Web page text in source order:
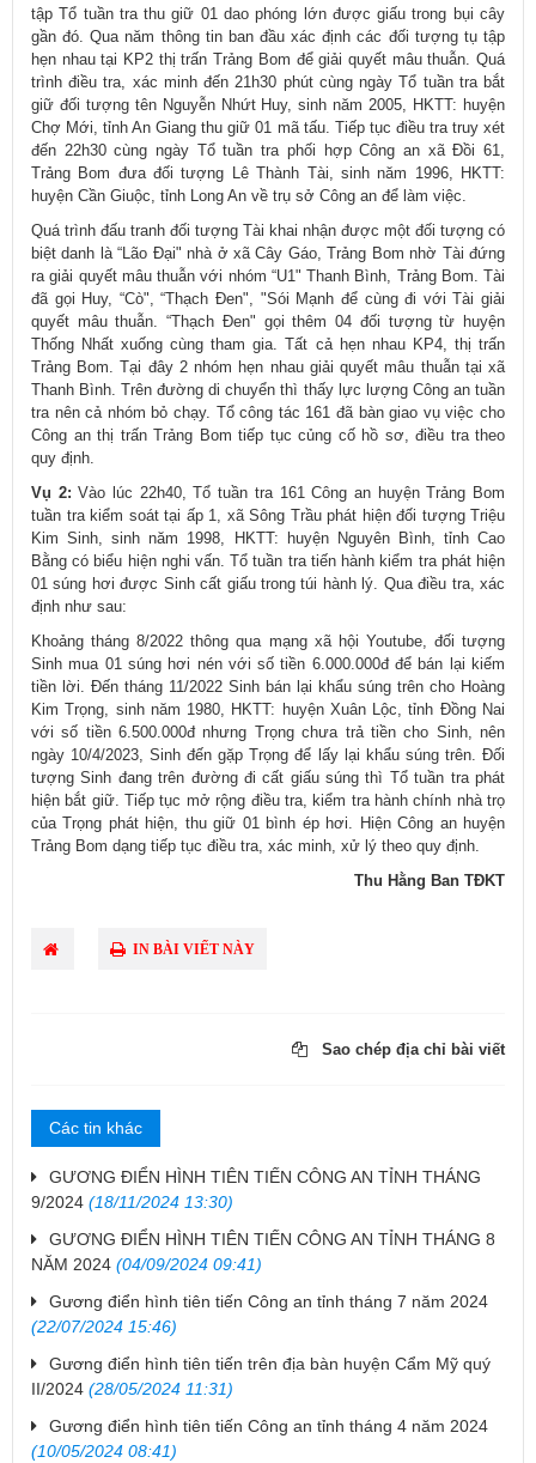
tập Tổ tuần tra thu giữ 01 dao phóng lớn được giấu trong bụi cây
gần đó. Qua năm thông tin ban đầu xác định các đối tượng tụ tập
hẹn nhau tại KP2 thị trấn Trảng Bom để giải quyết mâu thuẫn. Quá
trình điều tra, xác minh đến 21h30 phút cùng ngày Tổ tuần tra bắt
giữ đối tượng tên Nguyễn Nhứt Huy, sinh năm 2005, HKTT: huyện
Chợ Mới, tỉnh An Giang thu giữ 01 mã tấu. Tiếp tục điều tra truy xét
đến 22h30 cùng ngày Tổ tuần tra phối hợp Công an xã Đồi 61,
Trảng Bom đưa đối tượng Lê Thành Tài, sinh năm 1996, HKTT:
huyện Cần Giuộc, tỉnh Long An về trụ sở Công an để làm việc.
Quá trình đấu tranh đối tượng Tài khai nhận được một đối tượng có
biệt danh là “Lão Đại" nhà ở xã Cây Gáo, Trảng Bom nhờ Tài đứng
ra giải quyết mâu thuẫn với nhóm “U1" Thanh Bình, Trảng Bom. Tài
đã gọi Huy, “Cò", “Thạch Đen", "Sói Mạnh để cùng đi với Tài giải
quyết mâu thuẫn. “Thạch Đen" gọi thêm 04 đối tượng từ huyện
Thống Nhất xuống cùng tham gia. Tất cả hẹn nhau KP4, thị trấn
Trảng Bom. Tại đây 2 nhóm hẹn nhau giải quyết mâu thuẫn tại xã
Thanh Bình. Trên đường di chuyển thì thấy lực lượng Công an tuần
tra nên cả nhóm bỏ chạy. Tổ công tác 161 đã bàn giao vụ việc cho
Công an thị trấn Trảng Bom tiếp tục củng cố hồ sơ, điều tra theo
quy định.
Vụ 2: Vào lúc 22h40, Tổ tuần tra 161 Công an huyện Trảng Bom
tuần tra kiểm soát tại ấp 1, xã Sông Trầu phát hiện đối tượng Triệu
Kim Sinh, sinh năm 1998, HKTT: huyện Nguyên Bình, tỉnh Cao
Bằng có biểu hiện nghi vấn. Tổ tuần tra tiến hành kiểm tra phát hiện
01 súng hơi được Sinh cất giấu trong túi hành lý. Qua điều tra, xác
định như sau:
Khoảng tháng 8/2022 thông qua mạng xã hội Youtube, đối tượng
Sinh mua 01 súng hơi nén với số tiền 6.000.000đ để bán lại kiếm
tiền lời. Đến tháng 11/2022 Sinh bán lại khẩu súng trên cho Hoàng
Kim Trọng, sinh năm 1980, HKTT: huyện Xuân Lộc, tỉnh Đồng Nai
với số tiền 6.500.000đ nhưng Trọng chưa trả tiền cho Sinh, nên
ngày 10/4/2023, Sinh đến gặp Trọng để lấy lại khẩu súng trên. Đối
tượng Sinh đang trên đường đi cất giấu súng thì Tổ tuần tra phát
hiện bắt giữ. Tiếp tục mở rộng điều tra, kiểm tra hành chính nhà trọ
của Trọng phát hiện, thu giữ 01 bình ép hơi. Hiện Công an huyện
Trảng Bom dạng tiếp tục điều tra, xác minh, xử lý theo quy định.
Thu Hằng Ban TĐKT
IN BÀI VIẾT NÀY
Sao chép địa chỉ bài viết
Các tin khác
GƯƠNG ĐIỂN HÌNH TIÊN TIẾN CÔNG AN TỈNH THÁNG
9/2024 (18/11/2024 13:30)
GƯƠNG ĐIỂN HÌNH TIÊN TIẾN CÔNG AN TỈNH THÁNG 8
NĂM 2024 (04/09/2024 09:41)
Gương điển hình tiên tiến Công an tỉnh tháng 7 năm 2024
(22/07/2024 15:46)
Gương điển hình tiên tiến trên địa bàn huyện Cẩm Mỹ quý
II/2024 (28/05/2024 11:31)
Gương điển hình tiên tiến Công an tỉnh tháng 4 năm 2024
(10/05/2024 08:41)